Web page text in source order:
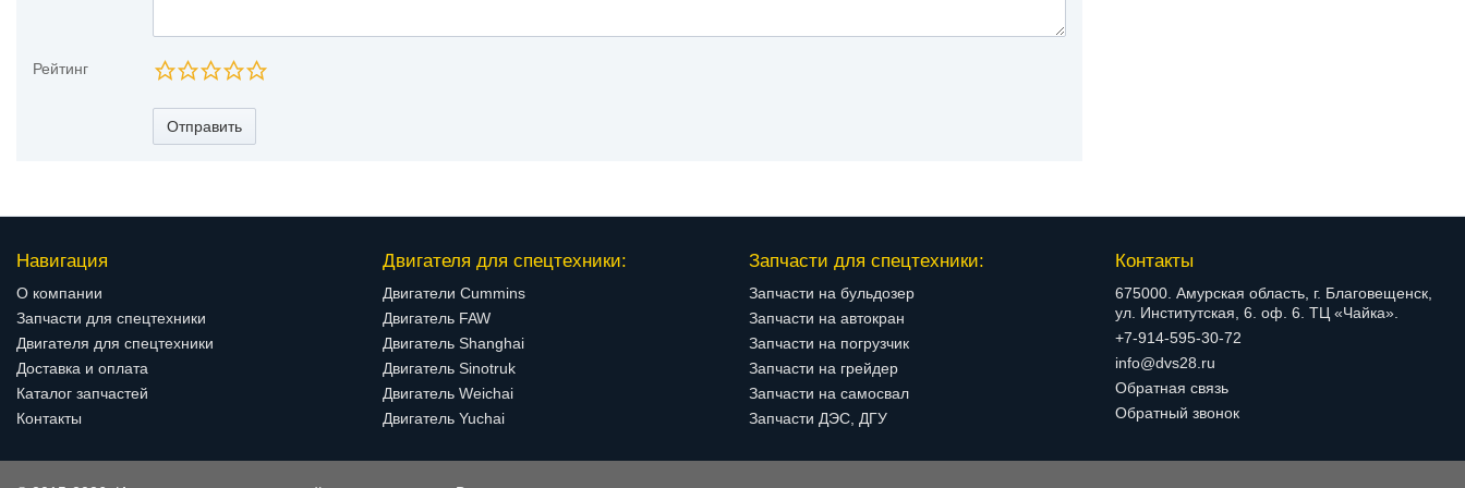
Рейтинг
Отправить
Навигация
О компании
Запчасти для спецтехники
Двигателя для спецтехники
Доставка и оплата
Каталог запчастей
Контакты
Двигателя для спецтехники:
Двигатели Cummins
Двигатель FAW
Двигатель Shanghai
Двигатель Sinotruk
Двигатель Weichai
Двигатель Yuchai
Запчасти для спецтехники:
Запчасти на бульдозер
Запчасти на автокран
Запчасти на погрузчик
Запчасти на грейдер
Запчасти на самосвал
Запчасти ДЭС, ДГУ
Контакты
675000. Амурская область, г. Благовещенск,
ул. Институтская, 6. оф. 6. ТЦ «Чайка».
+7-914-595-30-72
info@dvs28.ru
Обратная связь
Обратный звонок